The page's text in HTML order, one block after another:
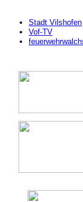
Stadt Vilshofen
Vof-TV